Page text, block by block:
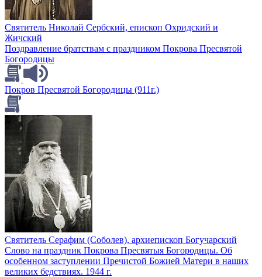
Святитель Николай Сербский, епископ Охридский и
Жичский
Поздравление братствам с праздником Покрова Пресвятой
Богородицы
Покров Пресвятой Богородицы (911г.)
Святитель Серафим (Соболев), архиепископ Богучарский
Слово на праздник Покрова Пресвятыя Богородицы. Об
особенном заступлении Пречистой Божией Матери в наших
великих бедствиях. 1944 г.